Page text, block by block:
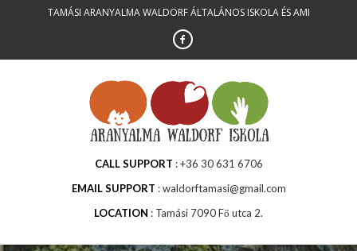
TAMÁSI ARANYALMA WALDORF ÁLTALÁNOS ISKOLA ÉS AMI
CALL SUPPORT
+36 30 631 6706
EMAIL SUPPORT
waldorftamasi@gmail.com
LOCATION
Tamási 7090 Fő utca 2.